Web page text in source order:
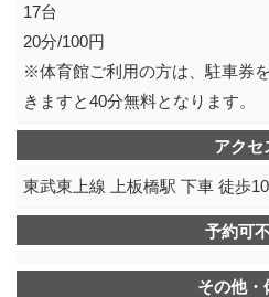
17台
20分/100円
※体育館ご利用の方は、駐車券
きますと40分無料となります。
アクセ
東武東上線 上板橋駅 下車 徒歩
予約可
その他・